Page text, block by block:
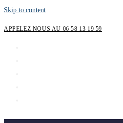
Skip to content
APPELEZ NOUS AU 06 58 13 19 59